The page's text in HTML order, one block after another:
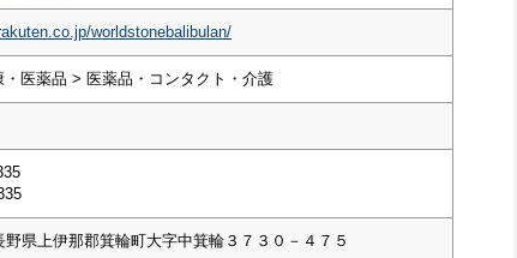
worldstonebalibulan/
・医薬品 > 医薬品・コンタクト・介護
野県上伊那郡箕輪町大字中箕輪３７３０－４７５